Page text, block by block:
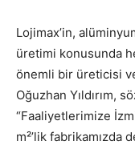
Lojimax’in,
üretimi konusunda
önemli bir üreticisi
Oğuzhan Yıldırım,
“Faaliyetlerimize
m²’lik fabrikamızda